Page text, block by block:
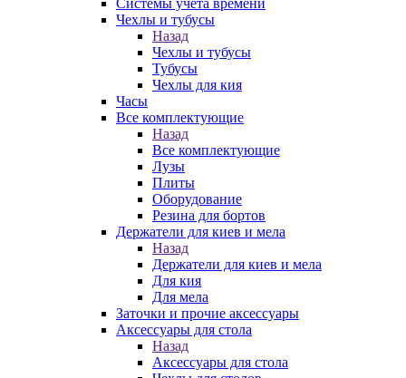
Системы учета времени
Чехлы и тубусы
Назад
Чехлы и тубусы
Тубусы
Чехлы для кия
Часы
Все комплектующие
Назад
Все комплектующие
Лузы
Плиты
Оборудование
Резина для бортов
Держатели для киев и мела
Назад
Держатели для киев и мела
Для кия
Для мела
Заточки и прочие аксессуары
Аксессуары для стола
Назад
Аксессуары для стола